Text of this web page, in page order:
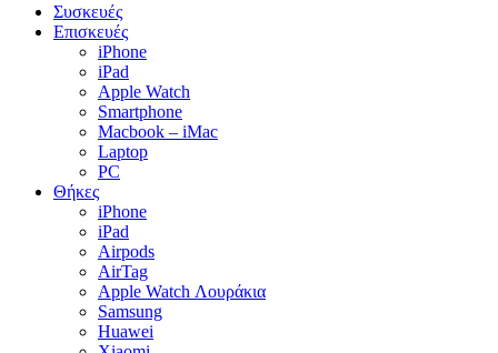
Close
Menu
Συσκευές
Επισκευές
iPhone
iPad
Apple Watch
Smartphone
Macbook – iMac
Laptop
PC
Θήκες
iPhone
iPad
Airpods
AirTag
Apple Watch Λουράκια
Samsung
Huawei